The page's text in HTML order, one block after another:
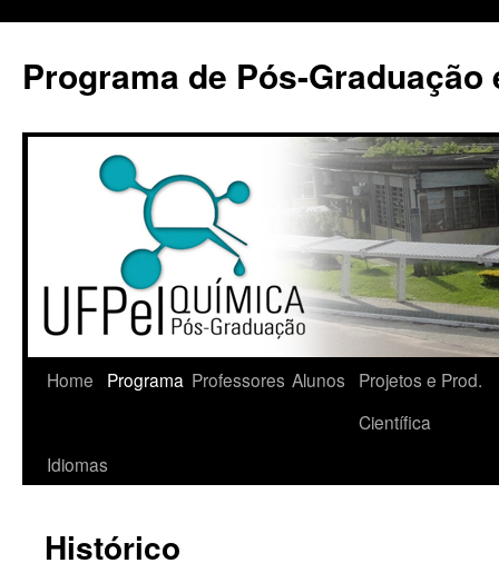
conteúdo
Programa de Pós-Graduação
Home Programa Professores Alunos
Projetos e Prod.
Científica
Idiomas
Histórico